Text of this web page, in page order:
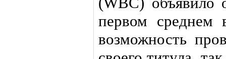
первом среднем
возможность